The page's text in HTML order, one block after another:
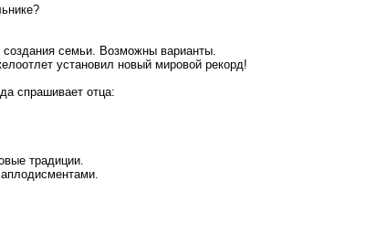
семьи. Возможны варианты.
установил новый мировой рекорд!
спрашивает отца:
традиции.